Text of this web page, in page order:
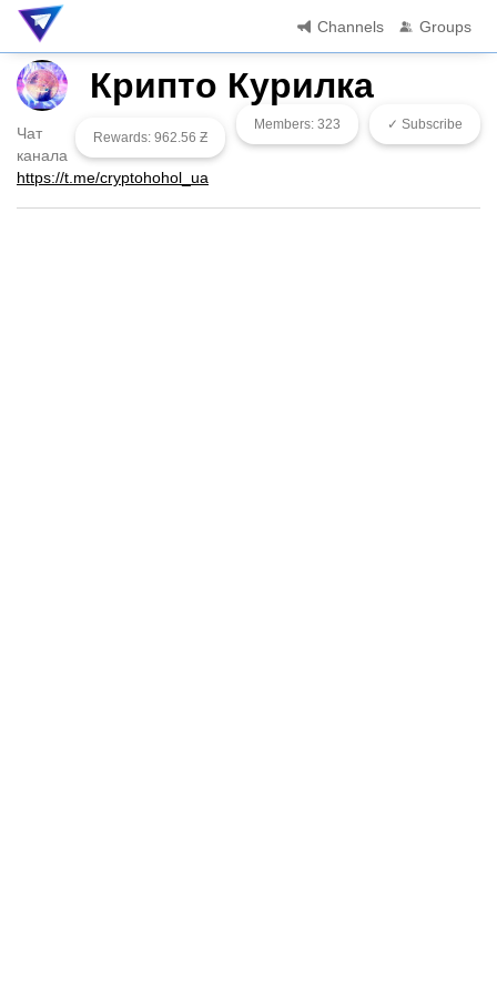
Channels Groups
Крипто Курилка
✓ Subscribe
Members: 323
Rewards: 962.56 Ƶ
Чат
канала
https://t.me/cryptohohol_ua